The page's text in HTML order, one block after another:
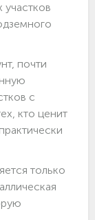
почти
с
кто ценит
только